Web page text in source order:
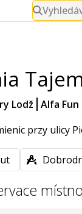
Lodž Alfa Fun
przy ulicy